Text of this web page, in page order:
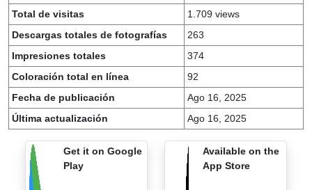
Total de visitas
1.709 views
Descargas totales de fotografías
263
Impresiones totales
374
Coloración total en línea
92
Fecha de publicación
Ago 16, 2025
Última actualización
Ago 16, 2025
Get it on Google
Play
Available on the
App Store